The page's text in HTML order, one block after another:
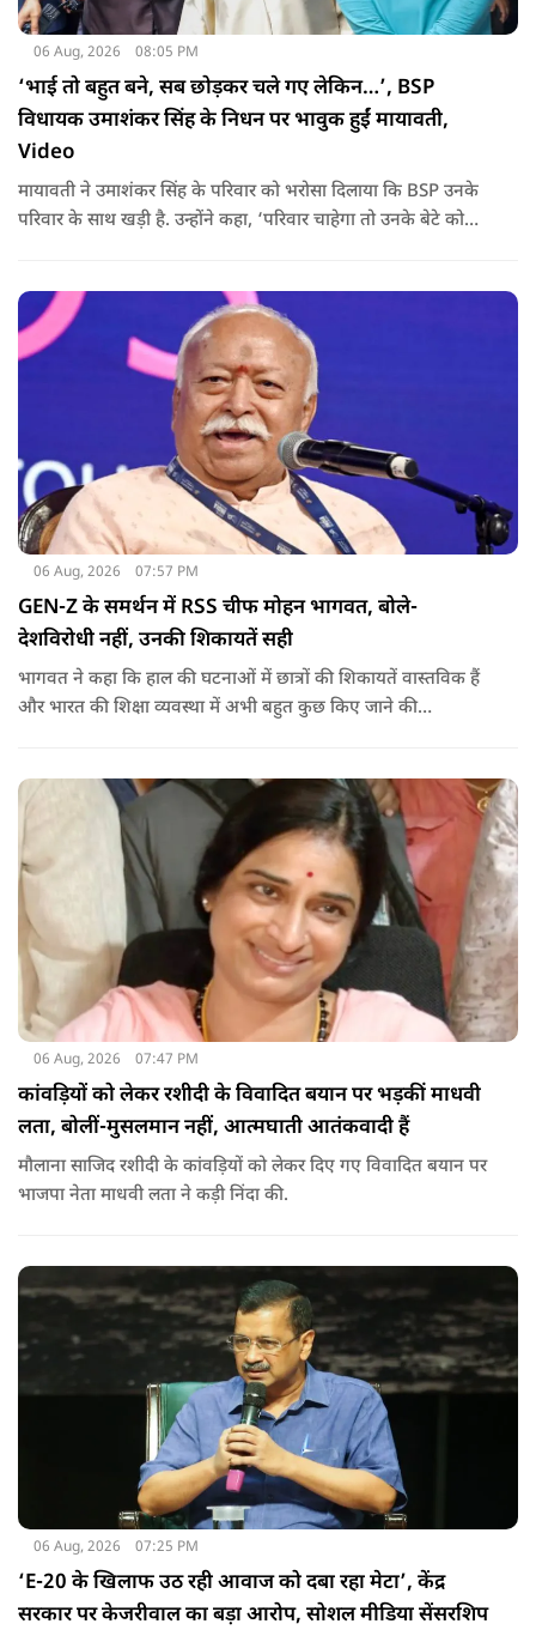
06 Aug, 2026 08:05 PM
‘भाई तो बहुत बने, सब छोड़कर चले गए लेकिन…’, BSP
विधायक उमाशंकर सिंह के निधन पर भावुक हुईं मायावती,
Video
मायावती ने उमाशंकर सिंह के परिवार को भरोसा दिलाया कि BSP उनके
परिवार के साथ खड़ी है. उन्होंने कहा, ‘परिवार चाहेगा तो उनके बेटे को
06 Aug, 2026 07:57 PM
GEN-Z के समर्थन में RSS चीफ मोहन भागवत, बोले-
देशविरोधी नहीं, उनकी शिकायतें सही
भागवत ने कहा कि हाल की घटनाओं में छात्रों की शिकायतें वास्तविक हैं
और भारत की शिक्षा व्यवस्था में अभी बहुत कुछ किए जाने की
06 Aug, 2026 07:47 PM
कांवड़ियों को लेकर रशीदी के विवादित बयान पर भड़कीं माधवी
लता, बोलीं-मुसलमान नहीं, आत्मघाती आतंकवादी हैं
मौलाना साजिद रशीदी के कांवड़ियों को लेकर दिए गए विवादित बयान पर
भाजपा नेता माधवी लता ने कड़ी निंदा की.
06 Aug, 2026 07:25 PM
‘E-20 के खिलाफ उठ रही आवाज को दबा रहा मेटा’, केंद्र
सरकार पर केजरीवाल का बड़ा आरोप, सोशल मीडिया सेंसरशिप